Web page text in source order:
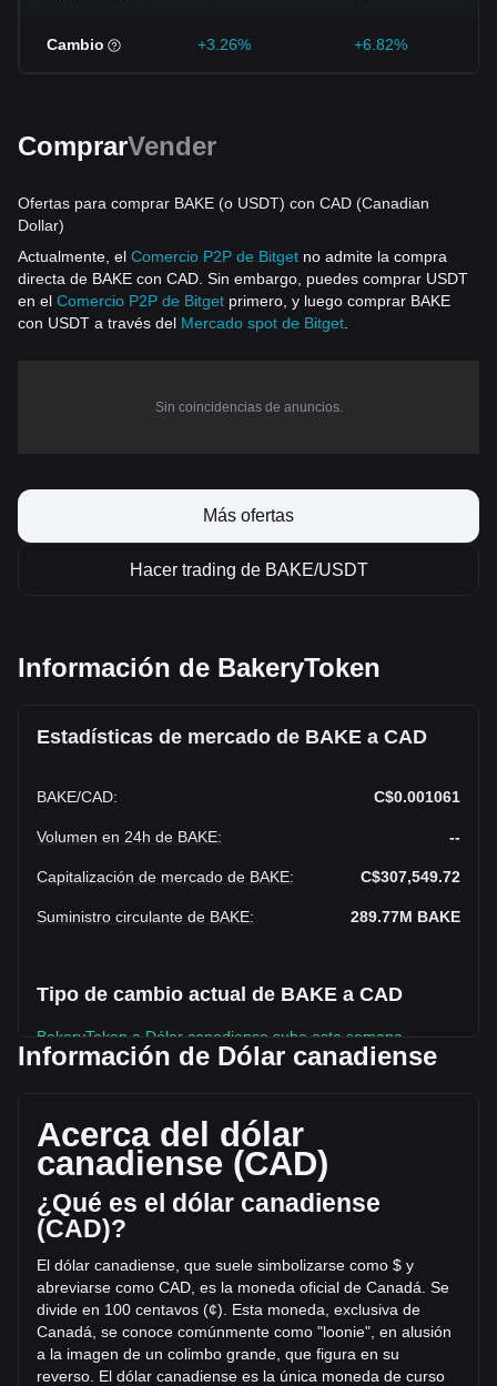
Cambio +3.26% +6.82%
ComprarVender
Ofertas para comprar BAKE (o USDT) con CAD (Canadian
Dollar)
Actualmente, el Comercio P2P de Bitget no admite la compra
directa de BAKE con CAD. Sin embargo, puedes comprar USDT
en el Comercio P2P de Bitget primero, y luego comprar BAKE
con USDT a través del Mercado spot de Bitget
Sin coincidencias de anuncios.
Más ofertas
Hacer trading de BAKE/USDT
Información de BakeryToken
Estadísticas de mercado de BAKE a CAD
BAKE/CAD: C$0.001061
Volumen en 24h de BAKE: --
Capitalización de mercado de BAKE: C$307,549.72
Suministro circulante de BAKE: 289.77M BAKE
Tipo de cambio actual de BAKE a CAD
BakeryToken a Dólar canadiense sube esta semana.
mercado total de C$307,549.72 CAD basada en un
suministro circulante de 289,770,080 BAKE. El volumen de
trading de BakeryToken se modificó en un -100.00% (C$--
CAD) en las últimas 24 horas. El último día de trading, el
volumen de operaciones de BAKE fue C$--.
Más información acerca de BakeryToken en
Bitget
Precio de BakeryToken
Predicción de precios de BakeryToken
Información de Dólar canadiense
Acerca del dólar
canadiense (CAD)
¿Qué es el dólar canadiense
(CAD)?
El dólar canadiense, que suele simbolizarse como $ y
abreviarse como CAD, es la moneda oficial de Canadá. Se
divide en 100 centavos (¢). Esta moneda, exclusiva de
Canadá, se conoce comúnmente como "loonie", en alusión
a la imagen de un colimbo grande, que figura en su
reverso. El dólar canadiense es la única moneda de curso